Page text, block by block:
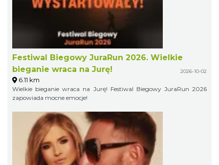
Festiwal Biegowy JuraRun 2026. Wielkie
bieganie wraca na Jurę!
2026-10-02
6.11 km
Wielkie bieganie wraca na Jurę! Festiwal Biegowy JuraRun 2026
zapowiada mocne emocje!